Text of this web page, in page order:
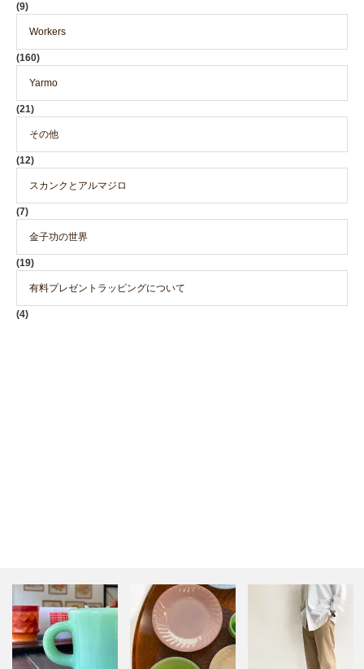
(9)
Workers
(160)
Yarmo
(21)
その他
(12)
スカンクとアルマジロ
(7)
金子功の世界
(19)
有料プレゼントラッピングについて
(4)